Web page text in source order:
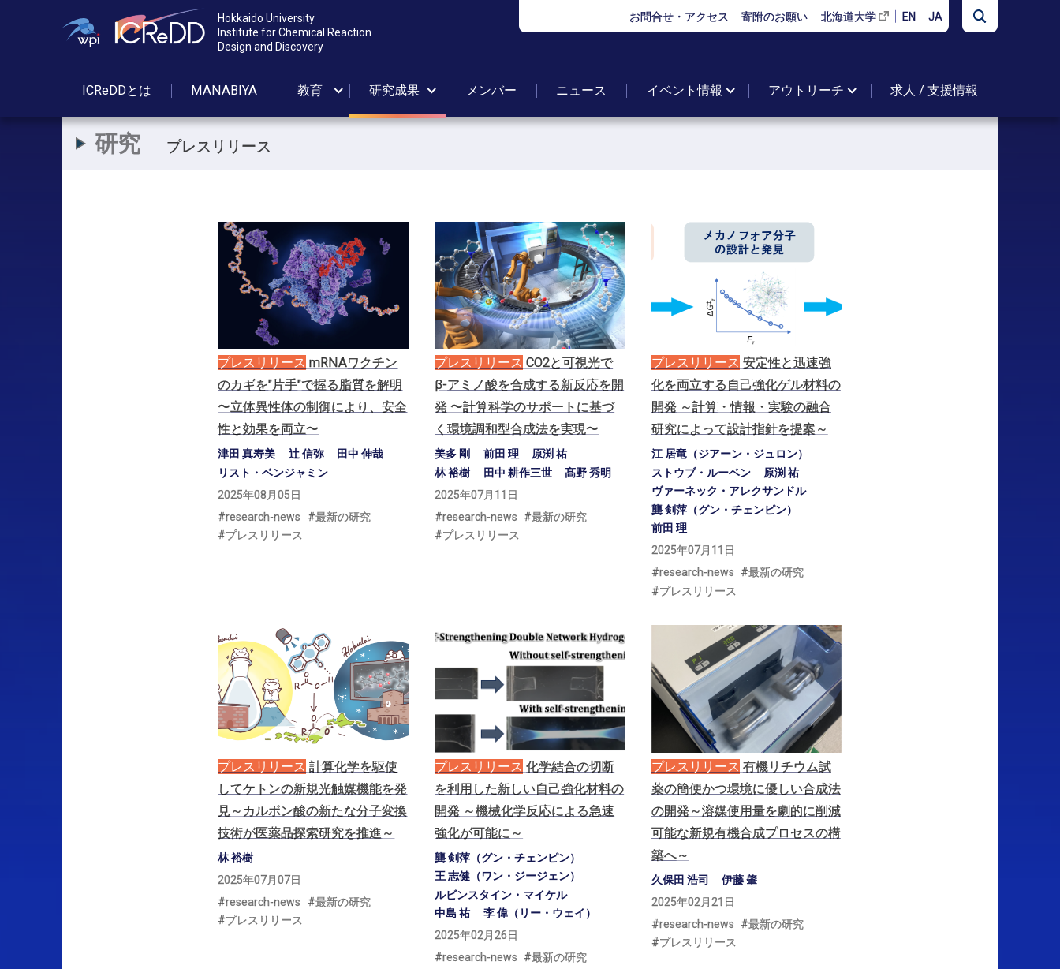
お問合せ・アクセス 寄附のお願い 北海道大学 EN JA
Hokkaido University
Institute for Chemical Reaction
Design and Discovery
ICReDDとは MANABIYA 教育 研究成果 メンバー ニュース イベント情報 アウトリーチ 求人 / 支援情報
研究 プレスリリース
プレスリリース mRNAワクチン
のカギを"片手"で握る脂質を解明
〜立体異性体の制御により、安全
性と効果を両立〜
津田 真寿美 辻 信弥
田中 伸哉
リスト・ベンジャミン
2025年08月05日
research-news
最新の研究
プレスリリース
プレスリリース CO2と可視光で
β-アミノ酸を合成する新反応を開
発 〜計算科学のサポート に基づ
く環境調和型合成法を実現〜
美多 剛 前田 理
原渕 祐
林 裕樹
田中 耕作三世
髙野 秀明
2025年07月11日
research-news
最新の研究
プレスリリース
プレスリリース 安定性と迅速強
化を両立する 自己強化ゲル材料の
開発～計算・情報 ・ 実験の融合
研究によって設計指針を提案 ～
江 居竜（ジアーン・ジュロン）
ストウブ・ルーベン
原渕 祐
ヴァーネック・アレクサンドル
龔 剣萍（グン・チェンピン）
前田 理
2025年07月11日
research-news
最新の研究
プレスリリース
プレスリリース 計算化学を駆使
してケトンの新規光触媒機能を発
見 ～ カルボン酸の新たな分子変換
技術が医薬品探索研究を推進 ～
林 裕樹
2025年07月07日
research-news
最新の研究
プレスリリース
プレスリリース 化学結合の切断
を利用した新しい自己強化材料の
開発 ～機械化学反応による急速
強化が可能に ～
龔 剣萍（グン・チェンピン）
王 志健（ワン・ジージェン）
ルビンスタイン・マイケル
中島 祐
李 偉（リー・ウェイ）
2025年02月26日
research-news
最新の研究
プレスリリース 有機リチウム試
薬の簡便かつ環境に優しい合成法
の開発～溶媒使用量を劇的に削減
可能な新規有機合成プロセスの構
築へ～
久保田 浩司
伊藤 肇
2025年02月21日
research-news
最新の研究
プレスリリース